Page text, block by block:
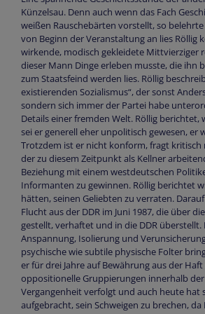
Künzelsau. Denn auch wenn das Fach
weißen Rauschebärten vorstellt, so
von Beginn der Veranstaltung an lies Röllig
wirkende, modisch gekleidete Mittvierziger
dieser Mann Dinge erleben musste, die ihn
zum Staatsfeind werden lies. Röllig
existierenden Sozialismus“, der sonst
sondern sich immer der Partei habe
Details einer fremden Welt. Röllig berichtet,
sei er generell eher unpolitisch gewesen, er
Trotzdem ist er nicht konform, fragt kritisch
der zu diesem Zeitpunkt als Kellner
Beziehung mit einem westdeutschen
Informanten zu gewinnen. Röllig berichtet
hätten, seinen Geliebten zu verraten.
Flucht aus der DDR im Juni 1987, die über
gestellt, verhaftet und in die DDR
Anspannung, Isolierung und
psychische wie subtile physische Folter
er für drei Jahre auf Bewährung aus der
oppositionelle Gruppierungen innerhalb
Vergangenheit verfolgt und auch heute hat
aufgebracht, sein Schweigen zu brechen,